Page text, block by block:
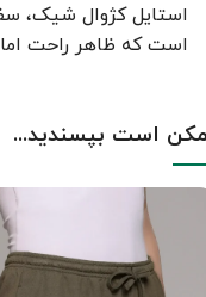
استایل کژوال شیک،
است که ظاهر راحت
است بپسندید...